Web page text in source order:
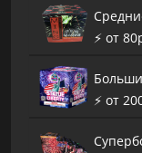
⚡️ от
⚡️ от